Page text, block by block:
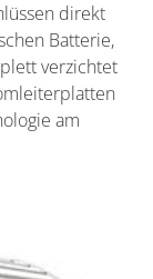
direkt
Batterie,
verzichtet
am